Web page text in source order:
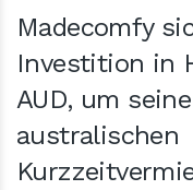
Madecomfy
Investition in
AUD, um
australischen